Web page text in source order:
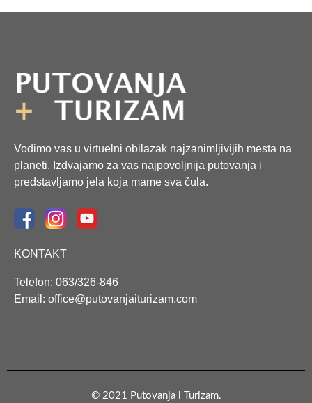
Vodimo vas u virtuelni obilazak najzanimljivijih mesta na
planeti. Izdvajamo za vas najpovoljnija putovanja i
predstavljamo jela koja mame sva čula.
KONTAKT
Telefon: 063/326-846
Email: office@putovanjaiturizam.com
© 2021 Putovanja i Turizam.